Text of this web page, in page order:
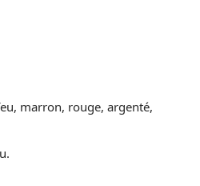
marron, rouge, argenté,